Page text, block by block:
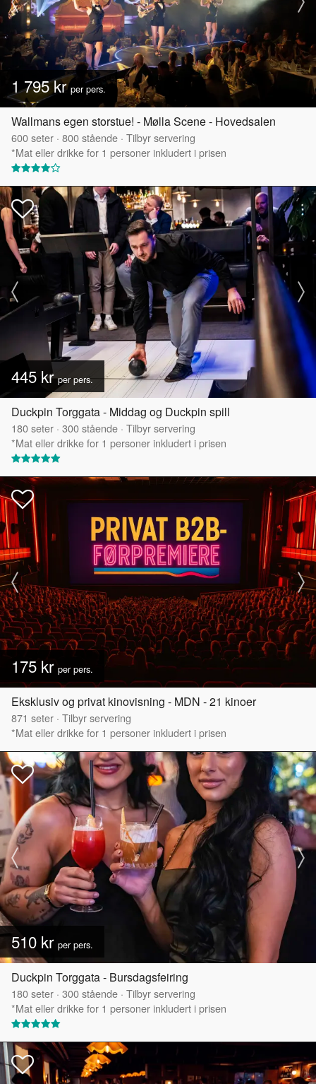
1 795 krper pers.
Wallmans egen storstue! - Mølla Scene - Hovedsalen
600seter · 800stående · Tilbyr servering
*Mat eller drikke for 1 personer inkludert i prisen
445 krper pers.
Duckpin Torggata - Middag og Duckpin spill
180seter · 300stående · Tilbyr servering
*Mat eller drikke for 1 personer inkludert i prisen
175 kr per pers.
Eksklusiv og privat kinovisning - MDN - 21 kinoer
871 seter · Tilbyr servering
*Mat eller drikke for 1 personer inkludert i prisen
510 kr per pers.
Duckpin Torggata - Bursdagsfeiring
180seter · 300stående · Tilbyr servering
*Mat eller drikke for 1 personer inkludert i prisen